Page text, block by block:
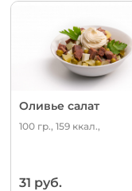
Оливье салат
100 гр., 159 ккал.,
31 руб.